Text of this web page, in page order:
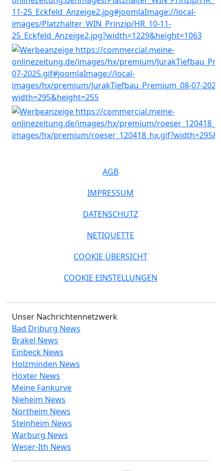
AGB
IMPRESSUM
DATENSCHUTZ
NETIQUETTE
COOKIE ÜBERSICHT
COOKIE EINSTELLUNGEN
Unser Nachrichtennetzwerk
Bad Driburg News
Brakel News
Einbeck News
Holzminden News
Höxter News
Meine Fankurve
Nieheim News
Northeim News
Steinheim News
Warburg News
Weser-Ith News